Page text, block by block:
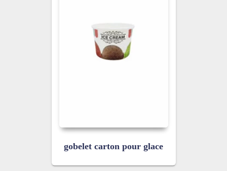
gobelet carton pour glace